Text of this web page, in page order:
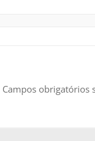
Campos obrigatórios